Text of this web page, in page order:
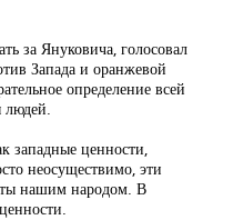
за Януковича, голосовал
Запада и оранжевой
определение всей
западные ценности,
неосуществимо, эти
нашим народом. В